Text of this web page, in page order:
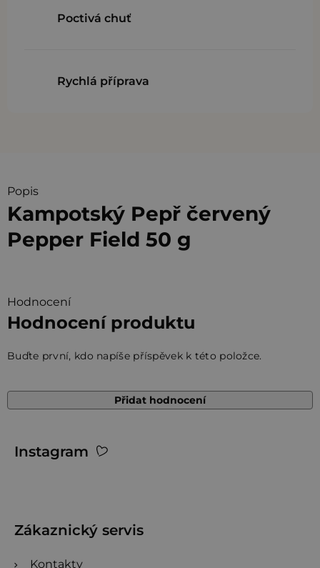
Poctivá chuť
Rychlá příprava
Popis
Kampotský Pepř červený
Pepper Field 50 g
Hodnocení
Hodnocení produktu
Buďte první, kdo napíše příspěvek k této položce.
Přidat hodnocení
Instagram
Zákaznický servis
Kontakty